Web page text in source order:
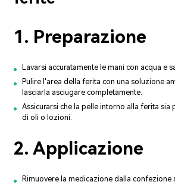
1. Preparazione
Lavarsi accuratamente le mani con acqua e
Pulire l'area della ferita con una soluzione
lasciarla asciugare completamente.
Assicurarsi che la pelle intorno alla ferita sia
di oli o lozioni.
2. Applicazione
Rimuovere la medicazione dalla confezione